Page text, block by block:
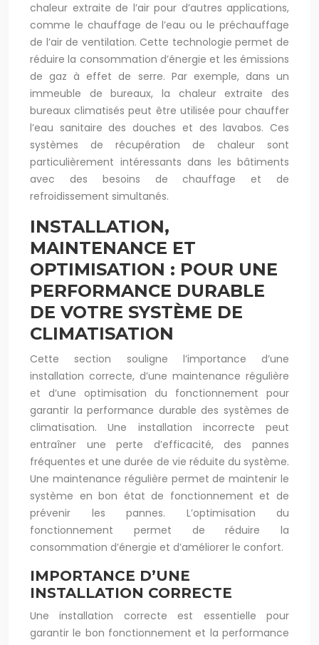
chaleur extraite de l’air pour d’autres applications,
comme le chauffage de l’eau ou le préchauffage
de l’air de ventilation. Cette technologie permet de
réduire la consommation d’énergie et les émissions
de gaz à effet de serre. Par exemple, dans un
immeuble de bureaux, la chaleur extraite des
bureaux climatisés peut être utilisée pour chauffer
l’eau sanitaire des douches et des lavabos. Ces
systèmes de récupération de chaleur sont
particulièrement intéressants dans les bâtiments
avec des besoins de chauffage et de
refroidissement simultanés.
INSTALLATION,
MAINTENANCE ET
OPTIMISATION : POUR UNE
PERFORMANCE DURABLE
DE VOTRE SYSTÈME DE
CLIMATISATION
Cette section souligne l’importance d’une
installation correcte, d’une maintenance régulière
et d’une optimisation du fonctionnement pour
garantir la performance durable des systèmes de
climatisation. Une installation incorrecte peut
entraîner une perte d’efficacité, des pannes
fréquentes et une durée de vie réduite du système.
Une maintenance régulière permet de maintenir le
système en bon état de fonctionnement et de
prévenir les pannes. L’optimisation du
fonctionnement permet de réduire la
consommation d’énergie et d’améliorer le confort.
IMPORTANCE D’UNE
INSTALLATION CORRECTE
Une installation correcte est essentielle pour
garantir le bon fonctionnement et la performance